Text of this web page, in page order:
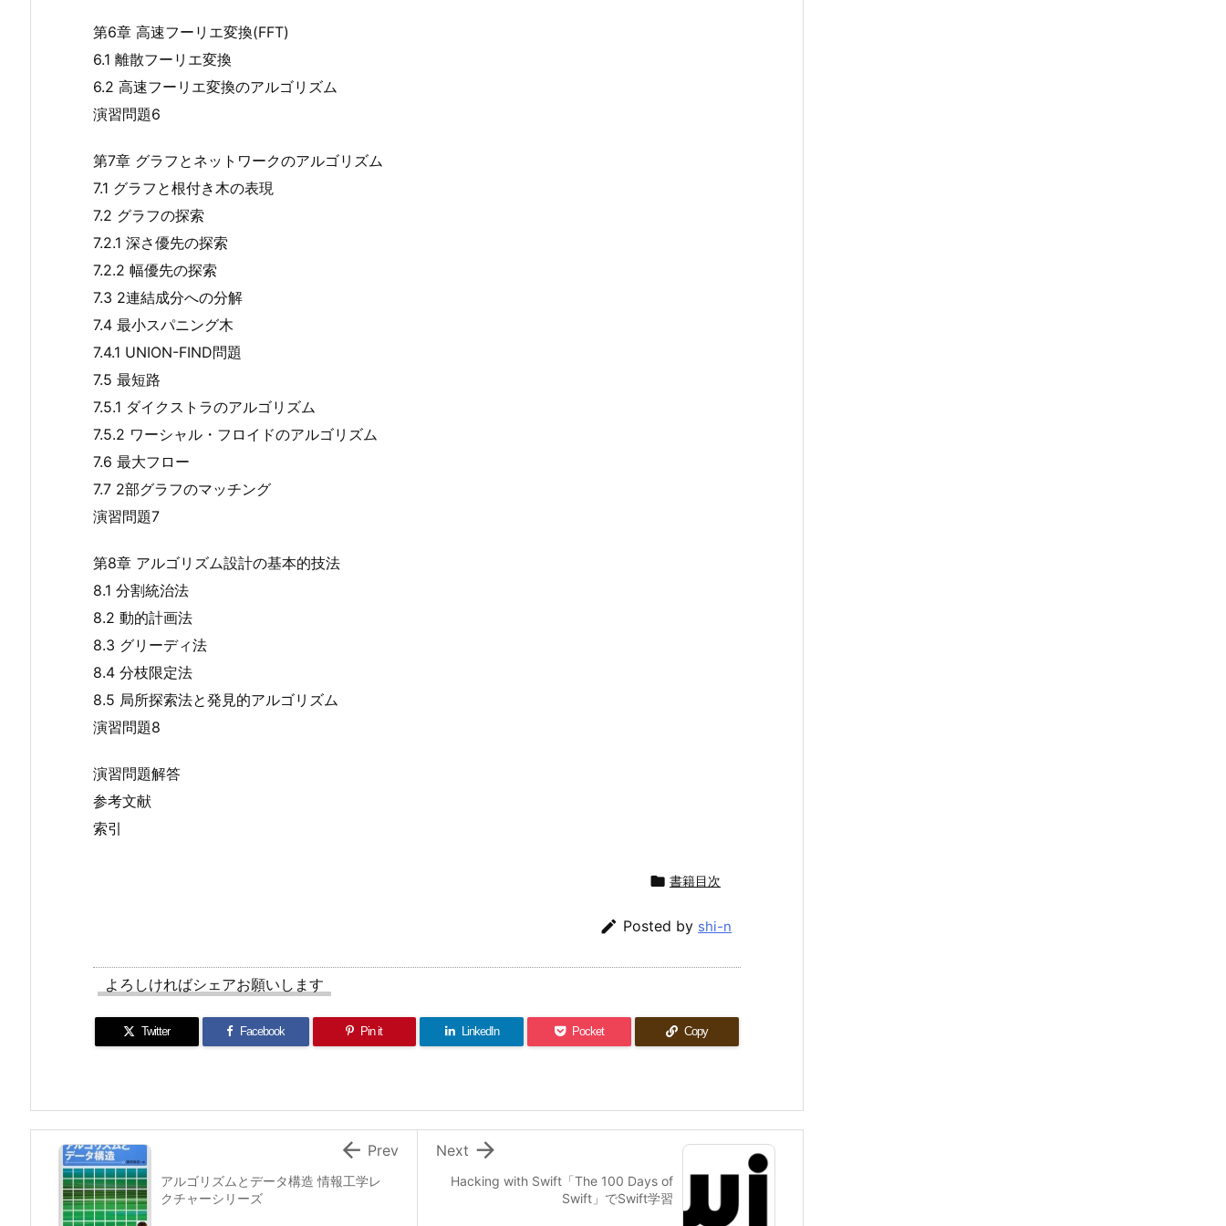
第6章 高速フーリエ変換(FFT)
6.1 離散フーリエ変換
6.2 高速フーリエ変換のアルゴリズム
演習問題6
第7章 グラフとネットワークのアルゴリズム
7.1 グラフと根付き木の表現
7.2 グラフの探索
7.2.1 深さ優先の探索
7.2.2 幅優先の探索
7.3 2連結成分への分解
7.4 最小スパニング木
7.4.1 UNION-FIND問題
7.5 最短路
7.5.1 ダイクストラのアルゴリズム
7.5.2 ワーシャル・フロイドのアルゴリズム
7.6 最大フロー
7.7 2部グラフのマッチング
演習問題7
第8章 アルゴリズム設計の基本的技法
8.1 分割統治法
8.2 動的計画法
8.3 グリーディ法
8.4 分枝限定法
8.5 局所探索法と発見的アルゴリズム
演習問題8
演習問題解答
参考文献
索引
 書籍目次
 Posted by shi-n
よろしければシェアお願いします
Twitter Facebook Pin it LinkedIn Pocket Copy
Hacking with Swift「The 100 Days of
Swift」でSwift学習

Next
アルゴリズムとデータ構造 情報工学レ
クチャーシリーズ
 Prev